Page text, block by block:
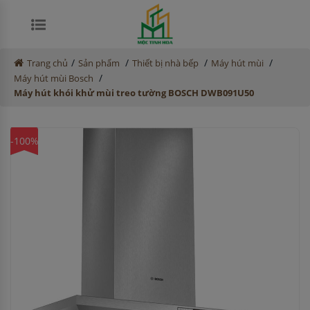
Trang chủ / Sản phẩm / Thiết bị nhà bếp / Máy hút mùi /
Máy hút mùi Bosch /
Máy hút khói khử mùi treo tường BOSCH DWB091U50
-100%